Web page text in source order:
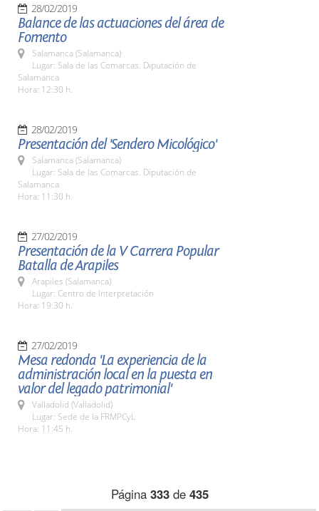
28/02/2019
Balance de las actuaciones del área de
Fomento
Salamanca (Salamanca)
Lugar: Sala de las Comarcas. Diputación de
Salamanca
Hora: 12:30 h.
28/02/2019
Presentación del 'Sendero Micológico'
Salamanca (Salamanca)
Lugar: Sala de las Comarcas. Diputación de
Salamanca
Hora: 11:30 h.
27/02/2019
Presentación de la V Carrera Popular
Batalla de Arapiles
Arapiles (Salamanca)
Lugar: Centro de Interpretación
Hora: 19:30 h.
27/02/2019
Mesa redonda 'La experiencia de la
administración local en la puesta en
valor del legado patrimonial'
Valladolid (Valladolid)
Lugar: Sede de la FRMPCyL
Hora: 11:45 h.
Página 333de 435